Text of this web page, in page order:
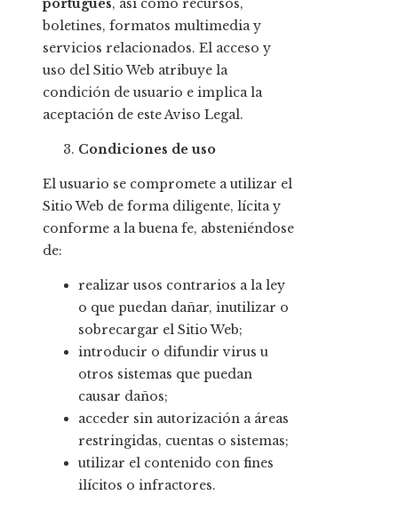
portugués, así como recursos,
boletines, formatos multimedia y
servicios relacionados. El acceso y
uso del Sitio Web atribuye la
condición de usuario e implica la
aceptación de este Aviso Legal.
Condiciones de uso
El usuario se compromete a utilizar el
Sitio Web de forma diligente, lícita y
conforme a la buena fe, absteniéndose
de:
realizar usos contrarios a la ley
o que puedan dañar, inutilizar o
sobrecargar el Sitio Web;
introducir o difundir virus u
otros sistemas que puedan
causar daños;
acceder sin autorización a áreas
restringidas, cuentas o sistemas;
utilizar el contenido con fines
ilícitos o infractores.